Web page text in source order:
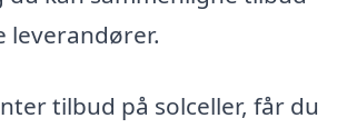
leverandører.
tilbud på solceller, får du